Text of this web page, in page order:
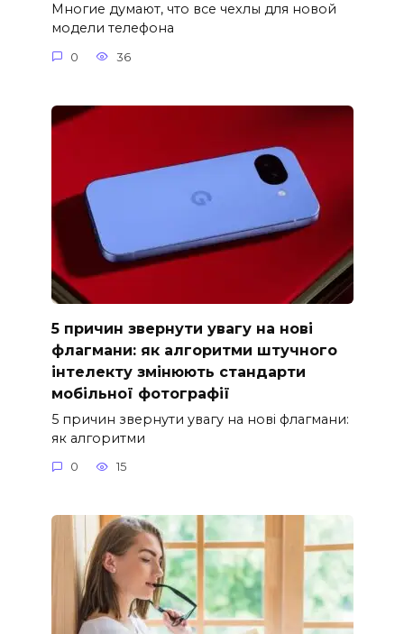
Многие думают, что все чехлы для новой
модели телефона
0 36
5 причин звернути увагу на нові
флагмани: як алгоритми штучного
інтелекту змінюють стандарти
мобільної фотографії
5 причин звернути увагу на нові флагмани:
як алгоритми
0 15